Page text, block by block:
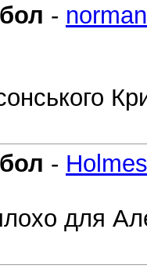
- norman
- Holmes
для